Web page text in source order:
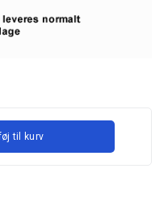
til kurv